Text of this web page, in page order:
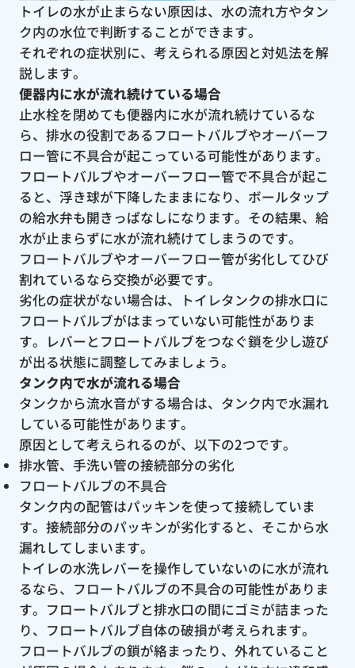
トイレの水が止まらない原因は、水の流れ方やタン
ク内の水位で判断することができます。
それぞれの症状別に、考えられる原因と対処法を解
説します。
便器内に水が流れ続けている場合
止水栓を閉めても便器内に水が流れ続けているな
ら、排水の役割であるフロートバルブやオーバーフ
ロー管に不具合が起こっている可能性があります。
フロートバルブやオーバーフロー管で不具合が起こ
ると、浮き球が下降したままになり、ボールタップ
の給水弁も開きっぱなしになります。その結果、給
水が止まらずに水が流れ続けてしまうのです。
フロートバルブやオーバーフロー管が劣化してひび
割れているなら交換が必要です。
劣化の症状がない場合は、トイレタンクの排水口に
フロートバルブがはまっていない可能性がありま
す。レバーとフロートバルブをつなぐ鎖を少し遊び
が出る状態に調整してみましょう。
タンク内で水が流れる場合
タンクから流水音がする場合は、タンク内で水漏れ
している可能性があります。
原因として考えられるのが、以下の2つです。
排水管、手洗い管の接続部分の劣化
フロートバルブの不具合
タンク内の配管はパッキンを使って接続していま
す。接続部分のパッキンが劣化すると、そこから水
漏れしてしまいます。
トイレの水洗レバーを操作していないのに水が流れ
るなら、フロートバルブの不具合の可能性がありま
す。フロートバルブと排水口の間にゴミが詰まった
り、フロートバルブ自体の破損が考えられます。
フロートバルブの鎖が絡まったり、外れていること